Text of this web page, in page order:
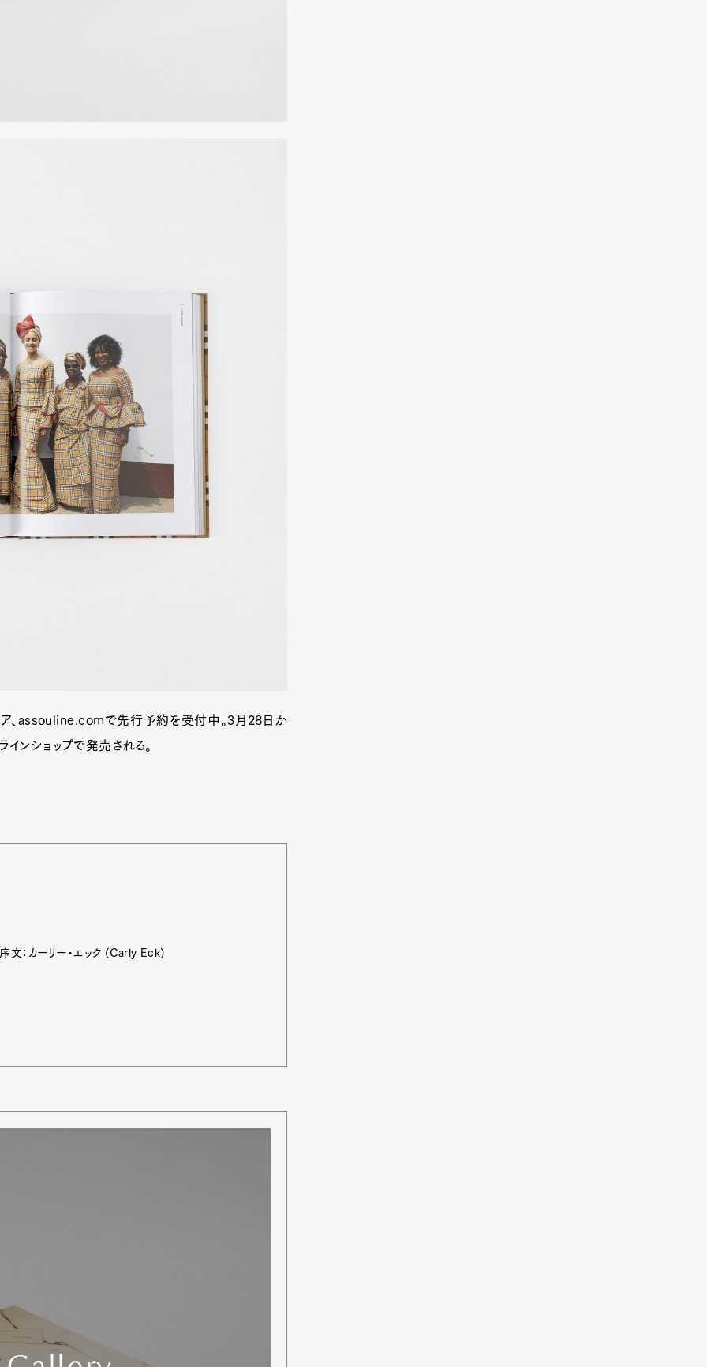
Lifestyle
Magazine Official Columnist
Pen international Pen tw
ア、assouline.comで先行予約を受付中。3月28日か
ンショップで発売される。
文：カーリー・エック (Carly Eck)